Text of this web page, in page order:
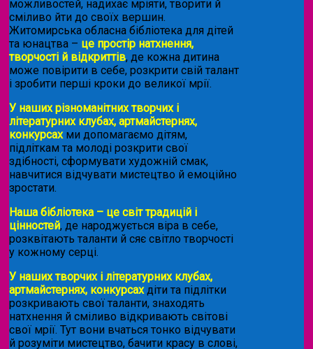
можливостей, надихає мріяти, творити й
сміливо йти до своїх вершин.
Житомирська обласна бібліотека для дітей
та юнацтва – це простір натхнення,
творчості й відкриттів, де кожна дитина
може повірити в себе, розкрити свій талант
і зробити перші кроки до великої мрії.
У наших різноманітних творчих і
літературних клубах, артмайстернях,
конкурсахми допомагаємо дітям,
підліткам та молоді розкрити свої
здібності, сформувати художній смак,
навчитися відчувати мистецтво й емоційно
зростати.
Наша бібліотека – це світ традицій і
цінностей, де народжується віра в себе,
розквітають таланти й сяє світло творчості
у кожному серці.
У наших творчих і літературних клубах,
артмайстернях, конкурсахдіти та підлітки
розкривають свої таланти, знаходять
натхнення й сміливо відкривають світові
свої мрії. Тут вони вчаться тонко відчувати
й розуміти мистецтво, бачити красу в слові,